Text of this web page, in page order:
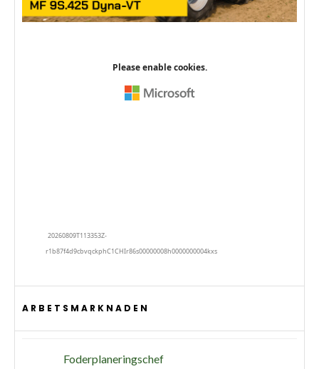
ARBETSMARKNADEN
Foderplaneringschef